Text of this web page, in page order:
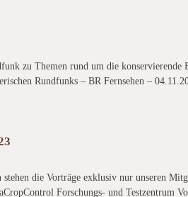
zu Themen rund um die konservierende
Rundfunks – BR Fernsehen –
die Vorträge exklusiv nur unseren
Forschungs- und Testzentrum